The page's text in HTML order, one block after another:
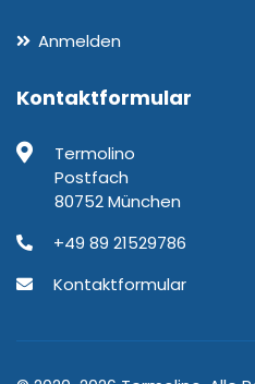
Anmelden
Kontaktformular
Termolino
Postfach
80752 München
+49 89 21529786
Kontaktformular